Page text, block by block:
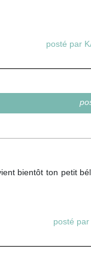
posté par
bientôt ton petit
posté